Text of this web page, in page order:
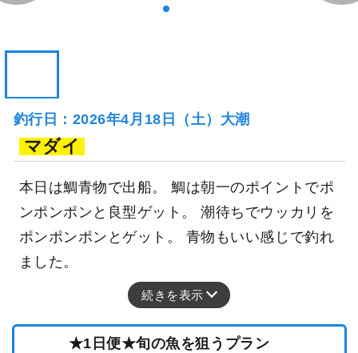
釣行日：2026年4月18日（土）大潮
マダイ
本日は鯛青物で出船。 鯛は朝一のポイントでポ
ンポンポンと良型ゲット。 潮待ちでウッカリを
ポンポンポンとゲット。 青物もいい感じで釣れ
ました。
続きを表示
★1日便★旬の魚を狙うプラン